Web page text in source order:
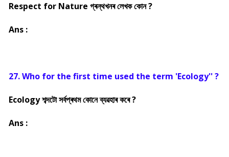
Respect for Nature গ্ৰন্থখনৰ লেখক কোন ?
Ans :
27. Who for the first time used the term 'Ecology'' ?
Ecology শব্দটো সৰ্বপ্ৰথম কোনে ব্যৱহাৰ কৰে ?
Ans :